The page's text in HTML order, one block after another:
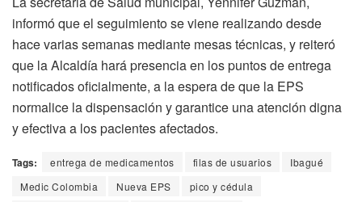
informó que el seguimiento se viene realizando desde
hace varias semanas mediante mesas técnicas, y reiteró
que la Alcaldía hará presencia en los puntos de entrega
notificados oficialmente, a la espera de que la EPS
normalice la dispensación y garantice una atención digna
y efectiva a los pacientes afectados.
Tags: entrega de medicamentos filas de usuarios
Ibagué
Medic Colombia
Nueva EPS
pico y cédula